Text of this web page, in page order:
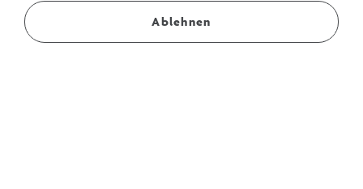
E-Mail Adresse für den Newsletter
Ablehnen
Stelle mir eine Frage...